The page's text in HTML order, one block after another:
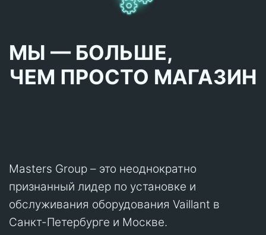
МЫ — БОЛЬШЕ,
ЧЕМ ПРОСТО МАГАЗИН
Masters Group – это неоднократно
признанный лидер по установке и
обслуживания оборудования Vaillant в
Санкт-Петербурге и Москве.